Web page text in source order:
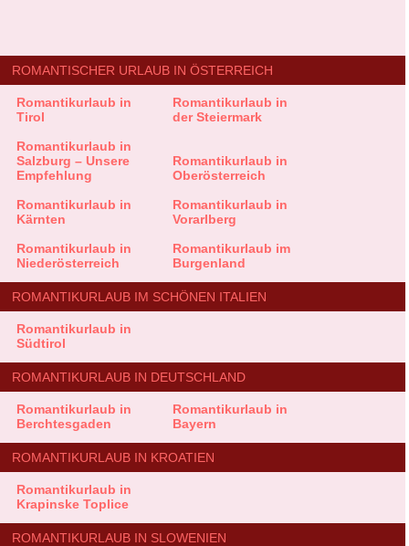
ROMANTISCHER URLAUB IN ÖSTERREICH
Romantikurlaub in
Tirol
Romantikurlaub in
der Steiermark
Romantikurlaub in
Salzburg – Unsere
Empfehlung
Romantikurlaub in
Oberösterreich
Romantikurlaub in
Kärnten
Romantikurlaub in
Vorarlberg
Romantikurlaub in
Niederösterreich
Romantikurlaub im
Burgenland
ROMANTIKURLAUB IM SCHÖNEN ITALIEN
Romantikurlaub in
Südtirol
ROMANTIKURLAUB IN DEUTSCHLAND
Romantikurlaub in
Berchtesgaden
Romantikurlaub in
Bayern
ROMANTIKURLAUB IN KROATIEN
Romantikurlaub in
Krapinske Toplice
ROMANTIKURLAUB IN SLOWENIEN